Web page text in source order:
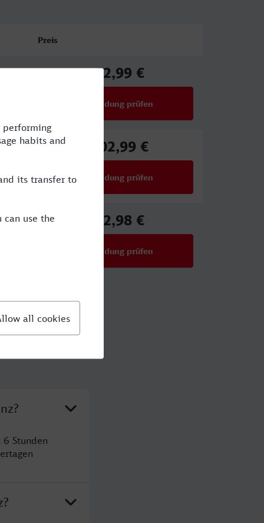
Preis
82,99 €
Verbindung prüfen
102,99 €
Verbindung prüfen
72,98 €
Verbindung prüfen
Stunden